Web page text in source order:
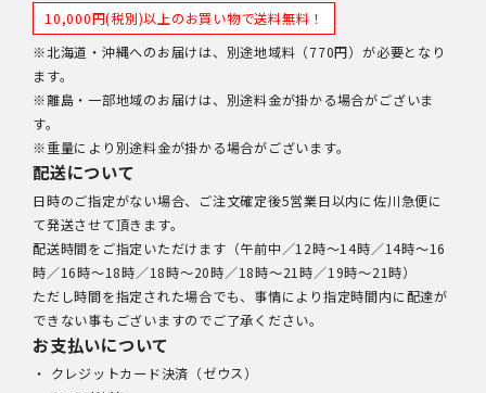
10,000円(税別)以上のお買い物で送料無料！
※北海道・沖縄へのお届けは、別途地域料（770円）が必要となり
ます。
※離島・一部地域のお届けは、別途料金が掛かる場合がございま
す。
※重量により別途料金が掛かる場合がございます。
配送について
日時のご指定がない場合、ご注文確定後5営業日以内に佐川急便に
て発送させて頂きます。
配送時間をご指定いただけます（午前中／12時～14時／14時～16
時／16時～18時／18時～20時／18時～21時／19時～21時）
ただし時間を指定された場合でも、事情により指定時間内に配達が
できない事もございますのでご了承ください。
お支払いについて
・ クレジットカード決済（ゼウス）